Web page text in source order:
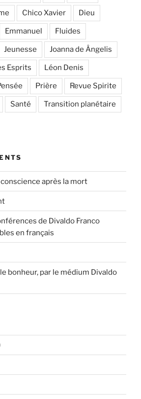
Chico Xavier Dieu
Emmanuel Fluides
Jeunesse Joanna de Ângelis
Esprits Léon Denis
Prière Revue Spirite
Santé Transition planétaire
après la mort
de Divaldo Franco
en français
bonheur, par le médium Divaldo